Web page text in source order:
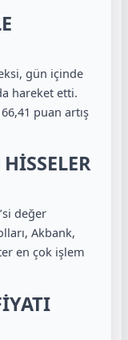
gün içinde
hareket etti.
puan artış
değer
Akbank,
en çok işlem